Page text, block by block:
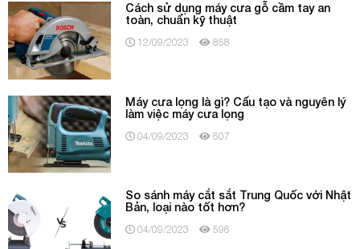
Cách sử dụng máy cưa gỗ cầm tay an
toàn, chuẩn kỹ thuật
12/09/2023 858
Máy cưa lọng là gì? Cấu tạo và nguyên lý
làm việc máy cưa lọng
04/09/2023 607
So sánh máy cắt sắt Trung Quốc với Nhật
Bản, loại nào tốt hơn?
04/09/2023 596